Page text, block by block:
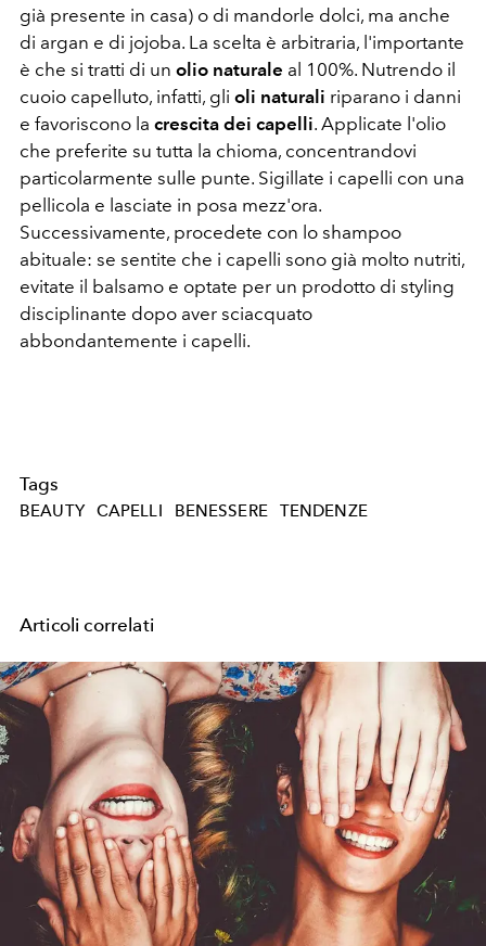
già presente in casa) o di mandorle dolci, ma anche
di argan e di jojoba. La scelta è arbitraria, l'importante
è che si tratti di un olio naturale al 100%. Nutrendo il
cuoio capelluto, infatti, gli oli naturali riparano i danni
e favoriscono la crescita dei capelli. Applicate l'olio
che preferite su tutta la chioma, concentrandovi
particolarmente sulle punte. Sigillate i capelli con una
pellicola e lasciate in posa mezz'ora.
Successivamente, procedete con lo shampoo
abituale: se sentite che i capelli sono già molto nutriti,
evitate il balsamo e optate per un prodotto di styling
disciplinante dopo aver sciacquato
abbondantemente i capelli.
Tags
BEAUTY CAPELLI BENESSERE TENDENZE
Articoli correlati